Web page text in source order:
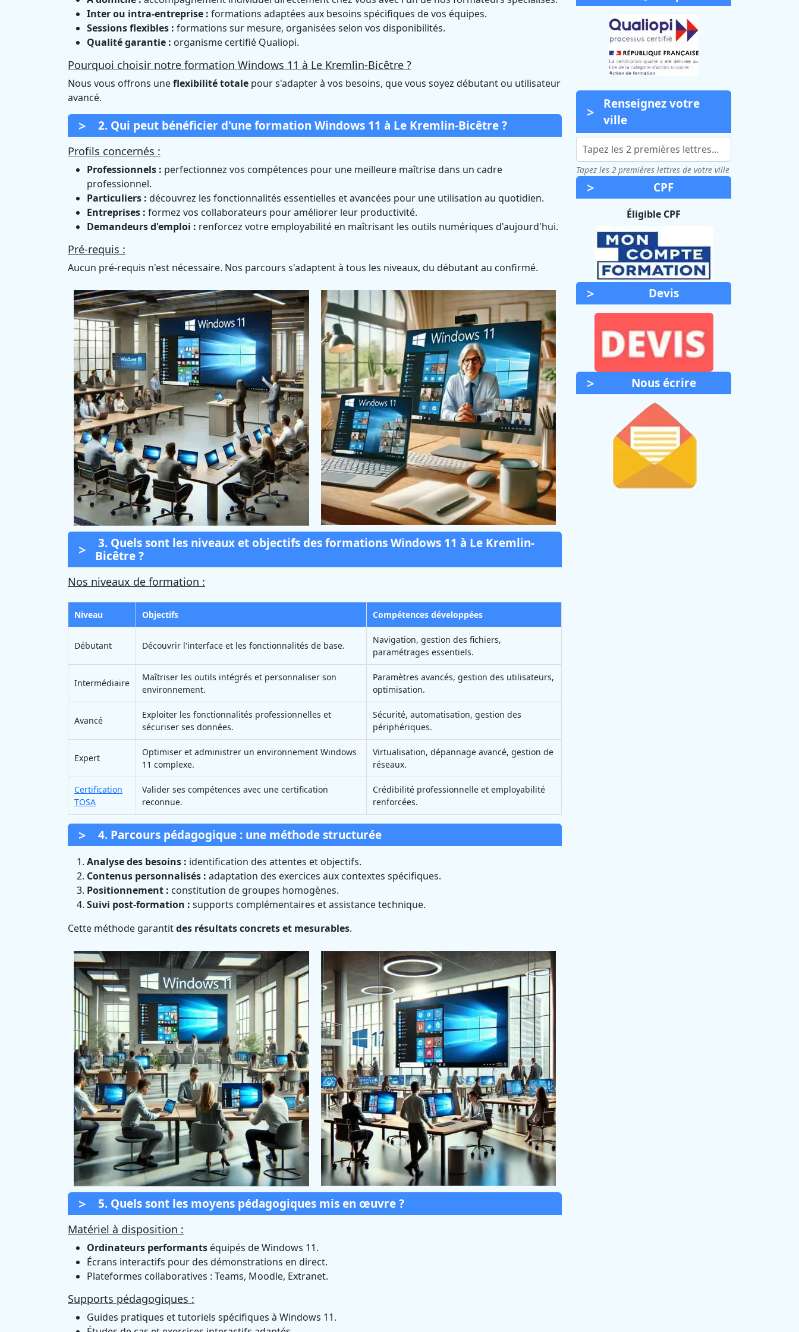
Inter ou intra-entreprise : formations adaptées aux besoins spécifiques de vos équipes.
Sessions flexibles : formations sur mesure, organisées selon vos disponibilités.
Qualité garantie : organisme certifié Qualiopi.
Pourquoi choisir notre formation Windows 11 à Le Kremlin-Bicêtre ?
Nous vous offrons uneflexibilité totale pour s'adapter à vos besoins, que vous soyez débutant ou utilisateur
avancé.
2. Qui peut bénéficier d'une formation Windows 11 à Le Kremlin-Bicêtre ?
Profils concernés :
Professionnels : perfectionnez vos compétences pour une meilleure maîtrise dans un cadre
professionnel.
Particuliers : découvrez les fonctionnalités essentielles et avancées pour une utilisation au quotidien.
Entreprises : formez vos collaborateurs pour améliorer leur productivité.
Demandeurs d'emploi : renforcez votre employabilité en maîtrisant les outils numériques d'aujourd'hui.
Pré-requis :
Aucun pré-requis n'est nécessaire. Nos parcours s'adaptent à tous les niveaux, du débutant au confirmé.
3. Quels sont les niveaux et objectifs des formations Windows 11 à Le Kremlin-
Bicêtre ?
Nos niveaux de formation :
Niveau Objectifs Compétences développées
Débutant Découvrir l'interface et les fonctionnalités de base.
Navigation, gestion des fichiers,
paramétrages essentiels.
Intermédiaire
Maîtriser les outils intégrés et personnaliser son
environnement.
Paramètres avancés, gestion des utilisateurs,
optimisation.
Avancé
Exploiter les fonctionnalités professionnelles et
sécuriser ses données.
Sécurité, automatisation, gestion des
périphériques.
Expert
Optimiser et administrer un environnement Windows
11 complexe.
Virtualisation, dépannage avancé, gestion de
réseaux.
Certification
TOSA
Valider ses compétences avec une certification
reconnue.
Crédibilité professionnelle et employabilité
renforcées.
4. Parcours pédagogique : une méthode structurée
Analyse des besoins : identification des attentes et objectifs.
Contenus personnalisés : adaptation des exercices aux contextes spécifiques.
Positionnement : constitution de groupes homogènes.
Suivi post-formation : supports complémentaires et assistance technique.
Cette méthode garantitdes résultats concrets et mesurables.
5. Quels sont les moyens pédagogiques mis en œuvre ?
Matériel à disposition :
Ordinateurs performants équipés de Windows 11.
Écrans interactifs pour des démonstrations en direct.
Plateformes collaboratives : Teams, Moodle, Extranet.
Supports pédagogiques :
Guides pratiques et tutoriels spécifiques à Windows 11.
Renseignez votre
ville
Tapez les 2 premières lettres de votre ville
CPF
Éligible CPF
Devis
Nous écrire